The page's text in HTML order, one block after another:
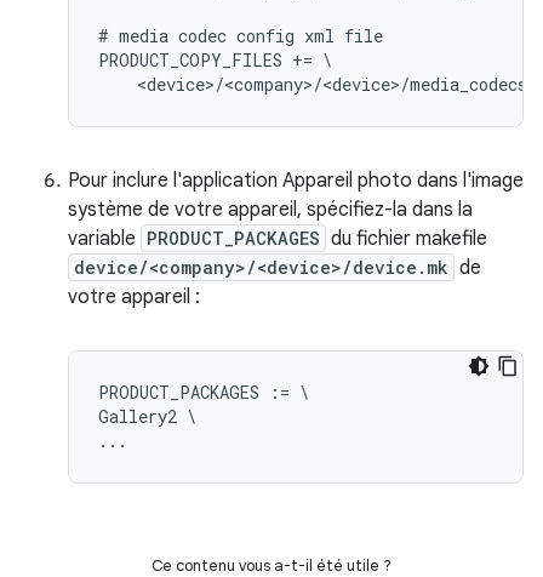
# media codec config xml file
PRODUCT_COPY_FILES += \
Pour inclure l'application Appareil photo dans l'image
système de votre appareil, spécifiez-la dans la
variable PRODUCT_PACKAGES du fichier makefile
device/<company>/<device>/device.mk de
votre appareil :
PRODUCT_PACKAGES := \
Gallery2 \
Ce contenu vous a-t-il été utile ?